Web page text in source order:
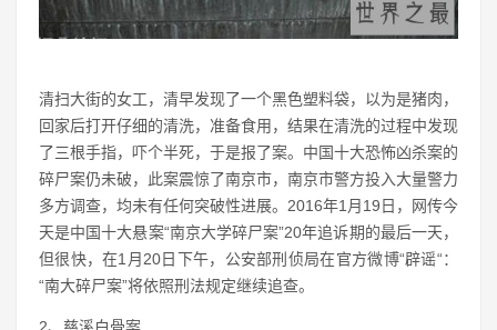
清扫大街的女工，清早发现了一个黑色塑料袋，以为是猪肉，
回家后打开仔细的清洗，准备食用，结果在清洗的过程中发现
了三根手指，吓个半死，于是报了案。中国十大恐怖凶杀案的
碎尸案仍未破，此案震惊了南京市，南京市警方投入大量警力
多方调查，均未有任何突破性进展。2016年1月19日，网传今
天是中国十大悬案“南京大学碎尸案”20年追诉期的最后一天，
但很快，在1月20日下午，公安部刑侦局在官方微博“辟谣“：
“南大碎尸案”将依照刑法规定继续追查。